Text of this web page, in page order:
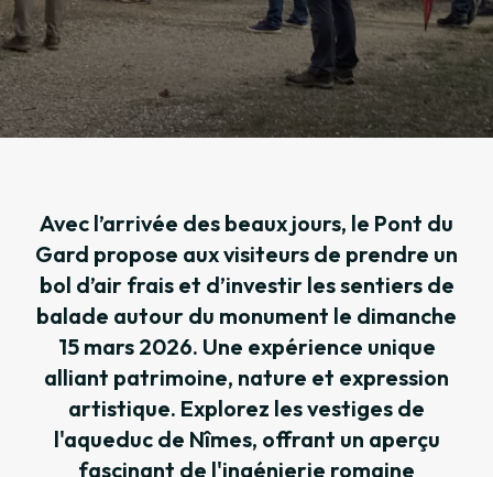
Avec l’arrivée des beaux jours, le Pont du
Gard propose aux visiteurs de prendre un
bol d’air frais et d’investir les sentiers de
balade autour du monument le dimanche
15 mars 2026. Une expérience unique
alliant patrimoine, nature et expression
artistique. Explorez les vestiges de
l'aqueduc de Nîmes, offrant un aperçu
fascinant de l'ingénierie romaine